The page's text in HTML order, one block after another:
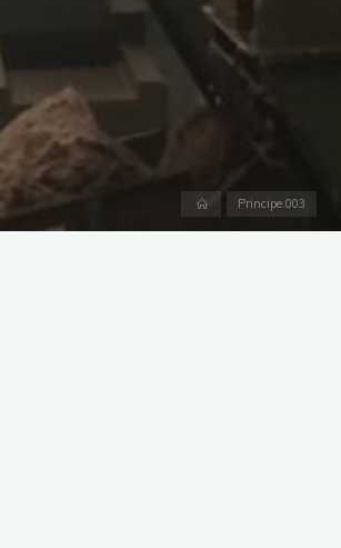
AccueilPrincipe.003